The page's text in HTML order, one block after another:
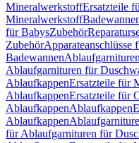
MineralwerkstoffErsatzteile
Mineralwerkstoff
für BabysZubehör
ZubehörApparateanschlüsse
Badewannen
Ablaufgarnituren für
AblaufkappenErsatzteile für
AblaufkappenErsatzteile für
AblaufkappenAblaufkappen
Ablaufkappen
für Ablaufgarnituren für